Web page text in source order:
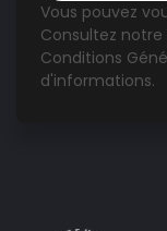
Vous pouvez
Consultez notre
Conditions
d'informations.